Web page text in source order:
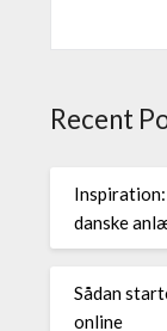
Recent
danske
Sådan
online